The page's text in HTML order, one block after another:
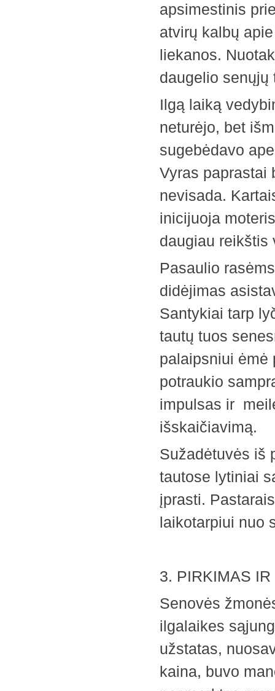
apsimestinis
atvirų kalbų
liekanos.
daugelio senųjų
Ilgą laiką
neturėjo, bet
sugebėdavo
Vyras paprastai
nevisada.
inicijuoja
daugiau reikštis
Pasaulio
didėjimas
Santykiai tarp
tautų tuos
palaipsniui ėmė
potraukio
impulsas ir
išskaičiavimą.
Sužadėtuvės iš
tautose lytiniai
įprasti.
laikotarpiui nuo
3. PIRKIMAS
Senovės
ilgalaikes
užstatas,
kaina, buvo